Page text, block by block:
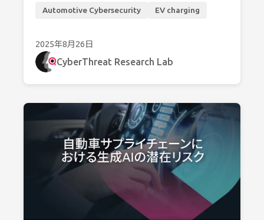
れらの機器の安全性を確保するため、より強力な安全対
Automotive Cybersecurity EV charging
2025年8月26日
CyberThreat Research Lab